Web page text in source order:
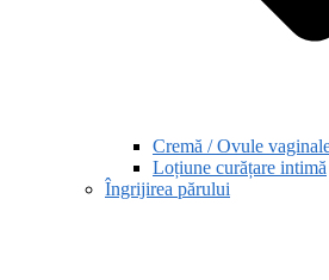
Cremă / Ovule
Loțiune curățare intimă
Îngrijirea părului